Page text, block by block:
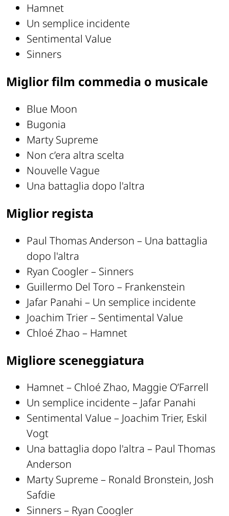
Hamnet
Un semplice incidente
Sentimental Value
Sinners
Miglior film commedia o musicale
Blue Moon
Bugonia
Marty Supreme
Non c’era altra scelta
Nouvelle Vague
Una battaglia dopo l'altra
Miglior regista
Paul Thomas Anderson – Una battaglia
dopo l'altra
Ryan Coogler – Sinners
Guillermo Del Toro – Frankenstein
Jafar Panahi – Un semplice incidente
Joachim Trier – Sentimental Value
Chloé Zhao – Hamnet
Migliore sceneggiatura
Hamnet – Chloé Zhao, Maggie O’Farrell
Un semplice incidente – Jafar Panahi
Sentimental Value – Joachim Trier, Eskil
Vogt
Una battaglia dopo l'altra – Paul Thomas
Anderson
Marty Supreme – Ronald Bronstein, Josh
Safdie
Sinners – Ryan Coogler